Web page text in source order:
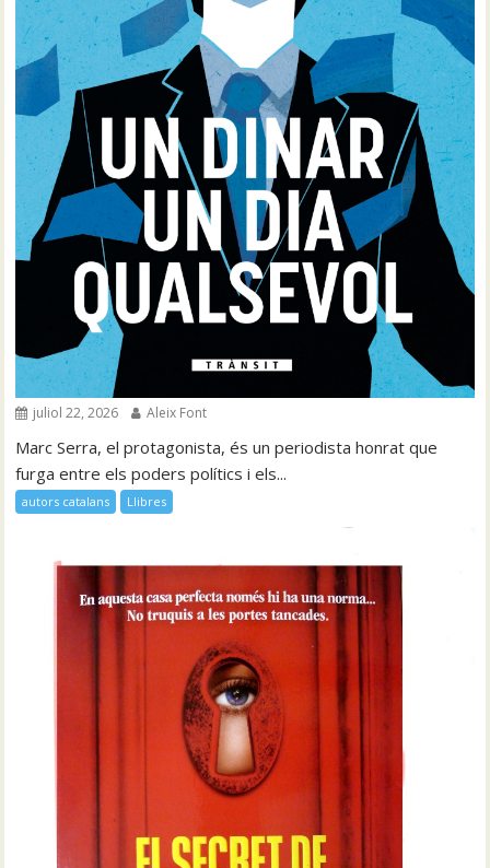
juliol 22, 2026 Aleix Font
Marc Serra, el protagonista, és un periodista honrat que
furga entre els poders polítics i els...
autors catalans Llibres